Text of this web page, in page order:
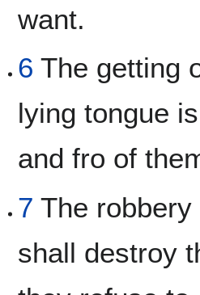
want.
6 The getting
lying tongue
and fro of
7 The
shall destroy